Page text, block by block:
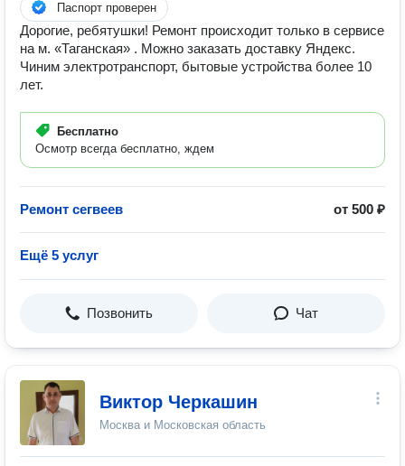
Паспорт проверен
Дорогие, ребятушки! Ремонт происходит только в сервисе
на м. «Таганская» . Можно заказать доставку Яндекс.
Чиним электротранспорт, бытовые устройства более 10
лет.
Бесплатно
Осмотр всегда бесплатно, ждем
Ремонт сегвеев от 500 ₽
Ещё 5 услуг
Позвонить Чат
Виктор Черкашин
Москва и Московская область